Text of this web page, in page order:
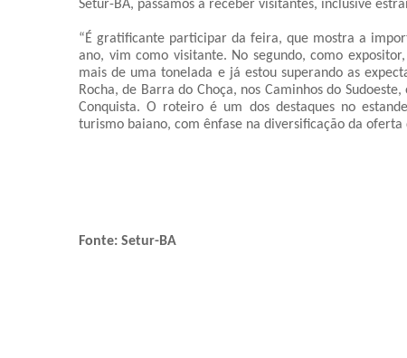
Setur-BA, passamos a receber visitantes, inclusive
“É gratificante participar da feira, que mostra a
ano, vim como visitante. No segundo, como
mais de uma tonelada e já estou superando as
Rocha, de Barra do Choça, nos Caminhos do
Conquista. O roteiro é um dos destaques no
turismo baiano, com ênfase na diversificação da oferta
Fonte: Setur-BA